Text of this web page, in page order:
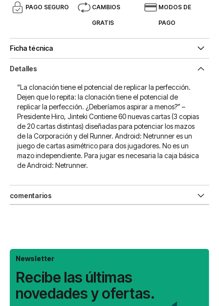
PAGO SEGURO CAMBIOS
GRATIS
MODOS DE
PAGO
Ficha técnica
Detalles
“La clonación tiene el potencial de replicar la perfección.
Dejen que lo repita: la clonación tiene el potencial de
replicar la perfección. ¿Deberíamos aspirar a menos?” –
Presidente Hiro, Jinteki Contiene 60 nuevas cartas (3 copias
de 20 cartas distintas) diseñadas para potenciar los mazos
de la Corporación y del Runner. Android: Netrunner es un
juego de cartas asimétrico para dos jugadores. No es un
mazo independiente. Para jugar es necesaria la caja básica
de Android: Netrunner.
comentarios
Newsletter
Recibe las últimas
novedades y ofertas.